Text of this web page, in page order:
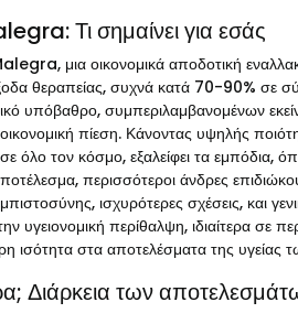
Τι σημαίνει για εσάς
μια οικονομικά αποδοτική
θεραπείας, συχνά κατά 70-90% σε
υπόβαθρο, συμπεριλαμβανομένων
πίεση. Κάνοντας υψηλής
όλο τον κόσμο, εξαλείφει τα
περισσότεροι άνδρες
ισχυρότερες σχέσεις, και
υγειονομική περίθαλψη, ιδιαίτερα σε
ισότητα στα αποτελέσματα της υγείας
Διάρκεια των